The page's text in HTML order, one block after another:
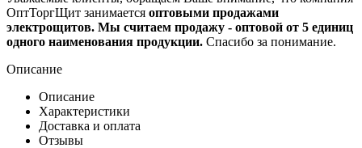
ОптТоргЩит занимается оптовыми продажами
электрощитов. Мы считаем продажу - оптовой от 5 единиц
одного наименования продукции. Спасибо за понимание.
Описание
Описание
Характеристики
Доставка и оплата
Отзывы